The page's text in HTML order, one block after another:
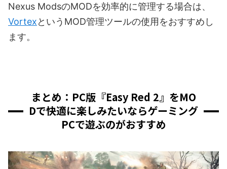
Nexus ModsのMODを効率的に管理する場合は、
VortexというMOD管理ツールの使用をおすすめし
ます。
まとめ：PC版『Easy Red 2』をMO
Dで快適に楽しみたいならゲーミング
PCで遊ぶのがおすすめ